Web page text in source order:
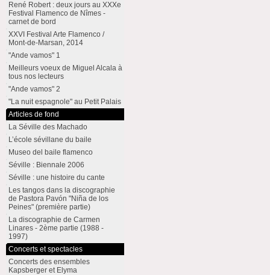
René Robert : deux jours au XXXe
Festival Flamenco de Nîmes -
carnet de bord
XXVI Festival Arte Flamenco /
Mont-de-Marsan, 2014
"Ande vamos" 1
Meilleurs voeux de Miguel Alcala à
tous nos lecteurs
"Ande vamos" 2
"La nuit espagnole" au Petit Palais
Articles de fond
La Séville des Machado
L’école sévillane du baile
Museo del baile flamenco
Séville : Biennale 2006
Séville : une histoire du cante
Les tangos dans la discographie
de Pastora Pavón "Niña de los
Peines" (première partie)
La discographie de Carmen
Linares - 2ème partie (1988 -
1997)
Concerts et spectacles
Concerts des ensembles
Kapsberger et Elyma